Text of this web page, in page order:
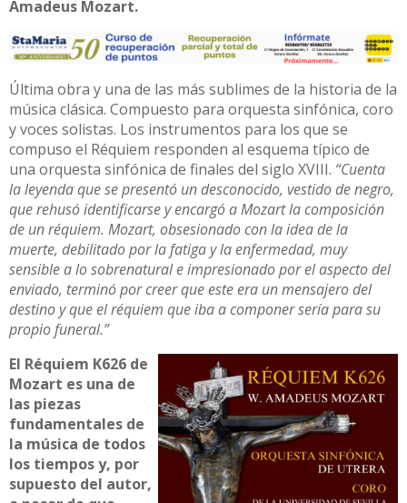
Amadeus Mozart.
Última obra y una de las más sublimes de la historia de la
música clásica. Compuesto para orquesta sinfónica, coro
y voces solistas. Los instrumentos para los que se
compuso el Réquiem responden al esquema típico de
una orquesta sinfónica de finales del siglo XVIII. “Cuenta
la leyenda que se presentó un desconocido, vestido de negro,
que rehusó identificarse y encargó a Mozart la composición
de un réquiem. Mozart, obsesionado con la idea de la
muerte, debilitado por la fatiga y la enfermedad, muy
sensible a lo sobrenatural e impresionado por el aspecto del
enviado, terminó por creer que este era un mensajero del
destino y que el réquiem que iba a componer sería para su
propio funeral.”
El Réquiem K626 de
Mozart es una de
las piezas
fundamentales de
la música de todos
los tiempos y, por
supuesto del autor,